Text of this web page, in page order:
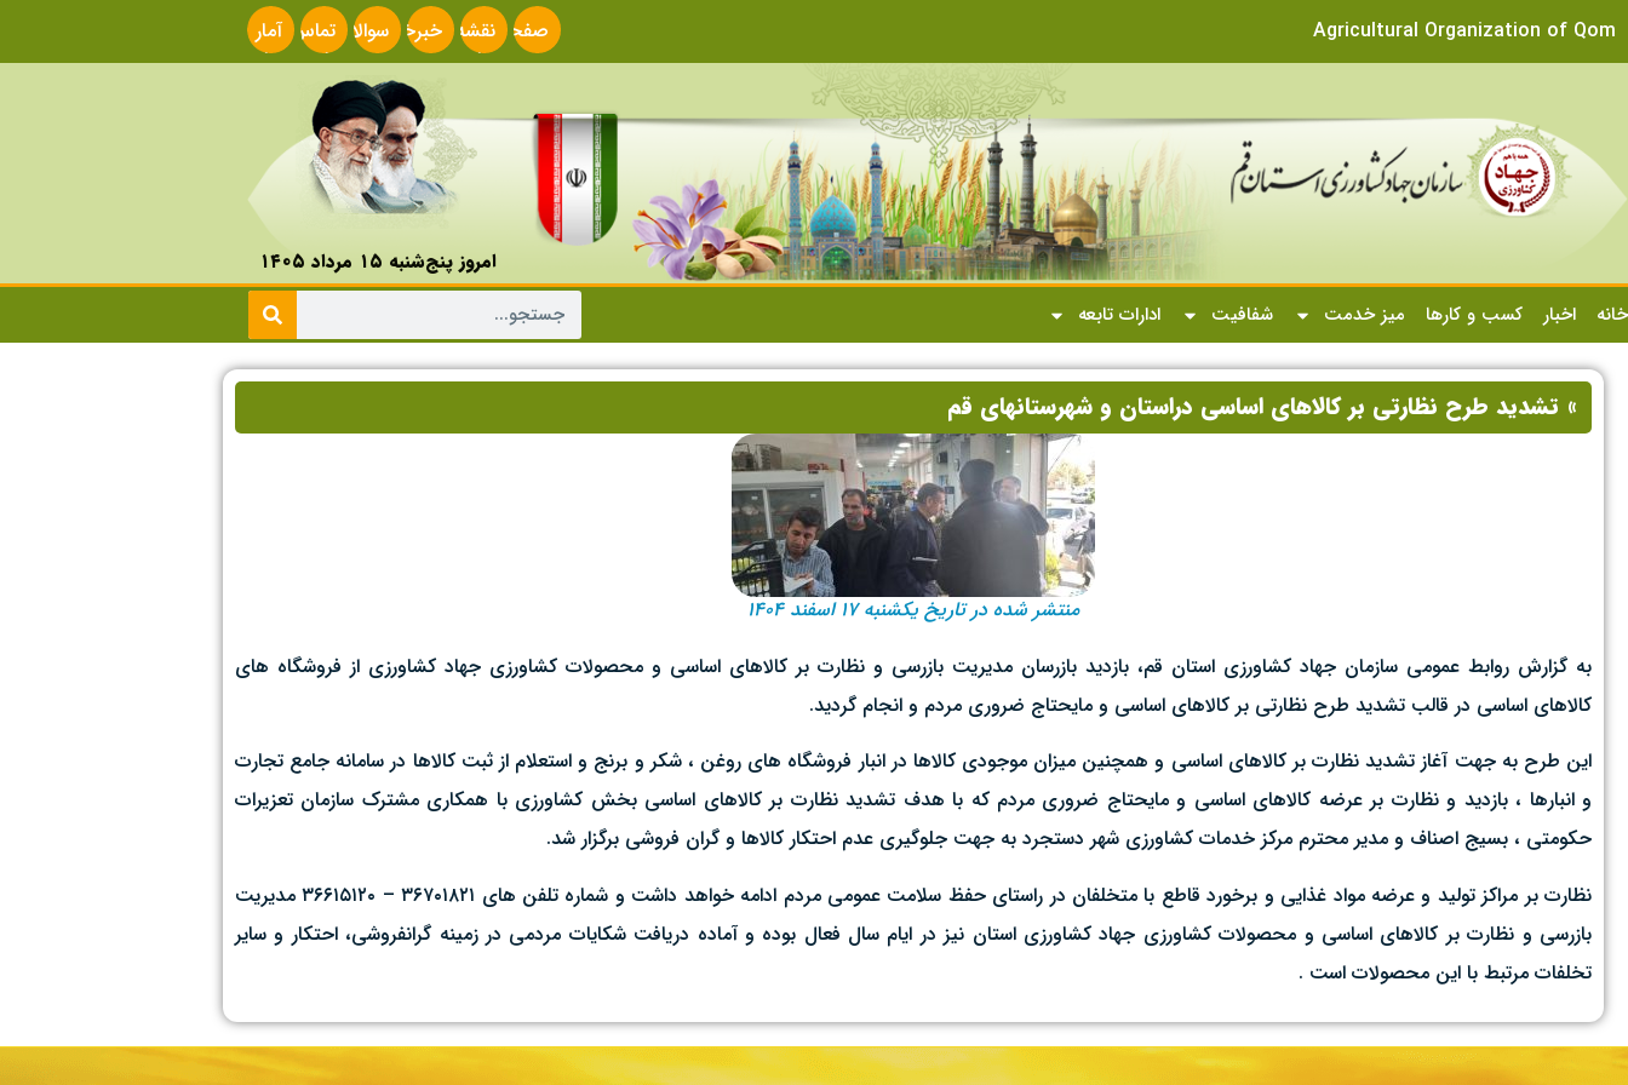
Agricultural Organization of Qom
صفحه
اصلی
نقشه
سایت
خبرخوانسوالات
متداول
تماس
با ما
آمار
سایت
امروز پنج‌شنبه ۱۵ مرداد ۱۴۰۵
خانه
اخبار کسب و کارها میز خدمت شفافیت ادارات تابعه
» تشدید طرح نظارتی بر کالاهای اساسی دراستان و شهرستانهای قم
منتشر شده در تاریخ یکشنبه ۱۷ اسفند ۱۴۰۴
به گزارش روابط عمومی سازمان جهاد کشاورزی استان قم، بازدید بازرسان مدیریت بازرسی و نظارت بر کالاهای اساسی و محصولات کشاورزی جهاد کشاورزی از فروشگاه های
کالاهای اساسی در قالب تشدید طرح نظارتی بر کالاهای اساسی و مایحتاج ضروری مردم و انجام گردید.
این طرح به جهت آغاز تشدید نظارت بر کالاهای اساسی و همچنین میزان موجودی کالاها در انبار فروشگاه های روغن ، شکر و برنج و استعلام از ثبت کالاها در سامانه جامع تجارت
و انبارها ، بازدید و نظارت بر عرضه کالاهای اساسی و مایحتاج ضروری مردم که با هدف تشدید نظارت بر کالاهای اساسی بخش کشاورزی با همکاری مشترک سازمان تعزیرات
حکومتی ، بسیج اصناف و مدیر محترم مرکز خدمات کشاورزی شهر دستجرد به جهت جلوگیری عدم احتکار کالاها و گران فروشی برگزار شد.
نظارت بر مراکز تولید و عرضه مواد غذایی و برخورد قاطع با متخلفان در راستای حفظ سلامت عمومی مردم ادامه خواهد داشت و شماره تلفن های ۳۶۷۰۱۸۲۱ – ۳۶۶۱۵۱۲۰ مدیریت
بازرسی و نظارت بر کالاهای اساسی و محصولات کشاورزی جهاد کشاورزی استان نیز در ایام سال فعال بوده و آماده دریافت شکایات مردمی در زمینه گرانفروشی، احتکار و سایر
تخلفات مرتبط با این محصولات است .